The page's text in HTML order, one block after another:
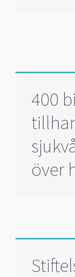
400
över